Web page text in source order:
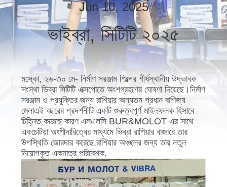
ভ্রমণ
মান
নিয়ন্ত্রণ
যোগাযোগ
করুন
Jun 10, 2025
ভাইব্রা, সিটিটি ২০২৫
মস্কো, ২৬-৩০ মে- নির্মাণ সরঞ্জাম শিল্পের শীর্ষস্থানীয় উদ্ভাবক
সংস্থা ভিব্রা সিটিটি এক্সপোতে অংশগ্রহণের ঘোষণা দিয়েছে।নির্মাণ
সরঞ্জাম ও প্রযুক্তির জন্য রাশিয়ার অন্যতম প্রধান বাণিজ্য
মেলাএই বছরের প্রদর্শনীটি একটি গুরুত্বপূর্ণ মাইলফলক হিসাবে
চিহ্নিত করেছে কারণ এলএলসি BUR&MOLOT এর সাথে
একচেটিয়া অংশীদারিত্বের মাধ্যমে ভিব্রা রাশিয়ার বাজারে তার
উপস্থিতি জোরদার করেছে,রাশিয়ার অঞ্চলের জন্য তার নতুন
নিয়োগকৃত একমাত্র পরিবেশক.